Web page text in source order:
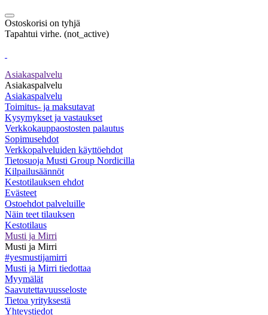
Ostoskorisi on tyhjä
Tapahtui virhe. (not_active)
Asiakaspalvelu
Asiakaspalvelu
Asiakaspalvelu
Toimitus- ja maksutavat
Kysymykset ja vastaukset
Verkkokauppaostosten palautus
Sopimusehdot
Verkkopalveluiden käyttöehdot
Tietosuoja Musti Group Nordicilla
Kilpailusäännöt
Kestotilauksen ehdot
Evästeet
Ostoehdot palveluille
Näin teet tilauksen
Kestotilaus
Musti ja Mirri
Musti ja Mirri
#yesmustijamirri
Musti ja Mirri tiedottaa
Myymälät
Saavutettavuusseloste
Tietoa yrityksestä
Yhteystiedot